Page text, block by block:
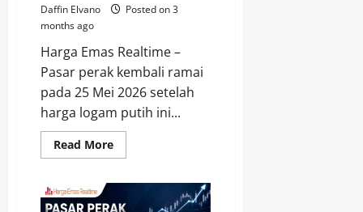
Daffin Elvano
Posted on 3
months ago
Harga Emas Realtime –
Pasar perak kembali ramai
pada 25 Mei 2026 setelah
harga logam putih ini...
Read MoreRead
more
25